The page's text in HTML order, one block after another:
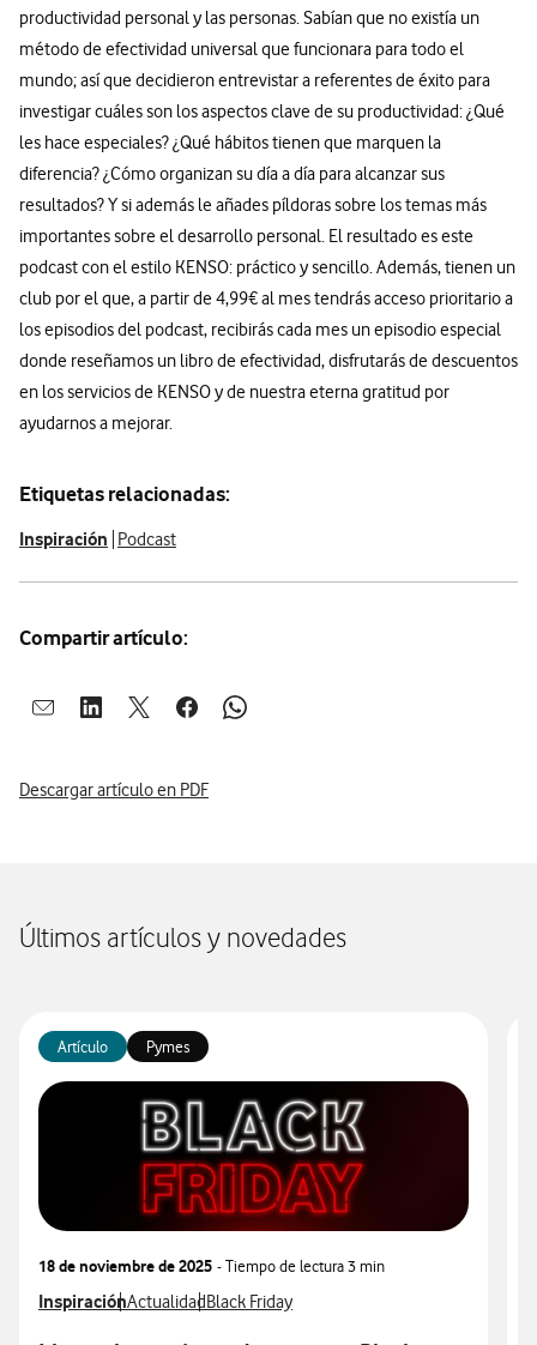
productividad personal y las personas. Sabían que no existía un
método de efectividad universal que funcionara para todo el
mundo; así que decidieron entrevistar a referentes de éxito para
investigar cuáles son los aspectos clave de su productividad: ¿Qué
les hace especiales? ¿Qué hábitos tienen que marquen la
diferencia? ¿Cómo organizan su día a día para alcanzar sus
resultados? Y si además le añades píldoras sobre los temas más
importantes sobre el desarrollo personal. El resultado es este
podcast con el estilo KENSO: práctico y sencillo. Además, tienen un
club por el que, a partir de 4,99€ al mes tendrás acceso prioritario a
los episodios del podcast, recibirás cada mes un episodio especial
donde reseñamos un libro de efectividad, disfrutarás de descuentos
en los servicios de KENSO y de nuestra eterna gratitud por
ayudarnos a mejorar.
Etiquetas relacionadas:
Inspiración Podcast
Compartir artículo:
Abrir ventana para compartir en mail
Abrir ventana para compartir en linkedin
Abrir ventana para compartir en twitter
Abrir ventana para compartir en facebook
Abrir ventana para compartir en
Descargar artículo en PDF
Últimos artículos y novedades
Artículo Pymes
18 de noviembre de 2025 - Tiempo de lectura3 min
Ver más articulos relacionados con
InspiraciónVer más artículos con
ActualidadVer más artículos con
Black Friday